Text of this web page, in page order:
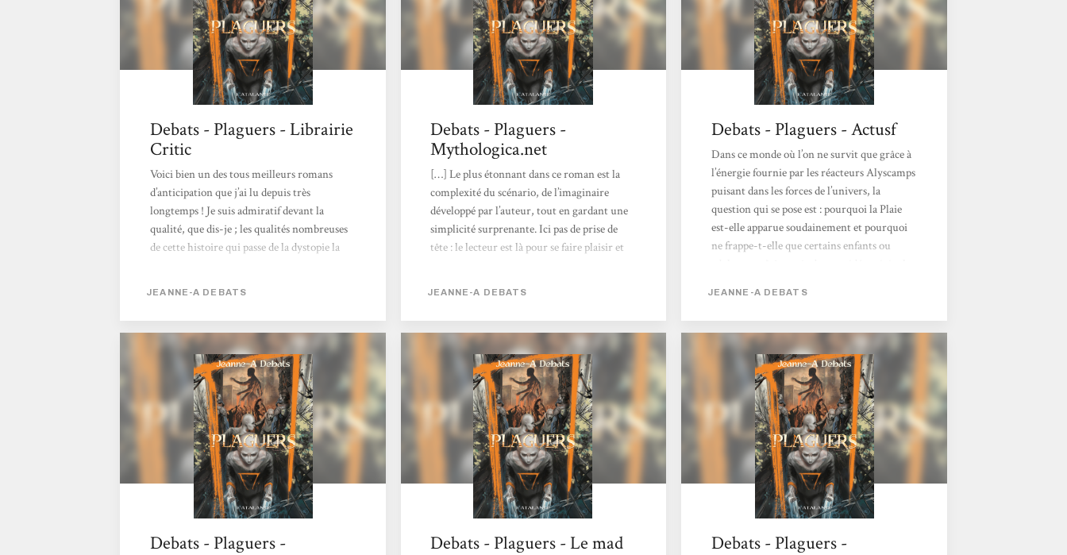
Debats - Plaguers - Librairie
Critic
Voici bien un des tous meilleurs romans
d’anticipation que j’ai lu depuis très
longtemps ! Je suis admiratif devant la
qualité, que dis-je ; les qualités nombreuses
de cette histoire qui passe de la dystopie la
un conte idéaliste qu’il faut accepter comme
tel.[...] Ce livre sort du lot à un autre titre : le
style, l’écriture en font une lecture facile,
agréable ; en un mot comme en cent, il se lit
d’une traite ! Le narrateur est le personnage
central qui...
JEANNE-A DEBATS
Debats - Plaguers -
Mythologica.net
[…] Le plus étonnant dans ce roman est la
complexité du scénario, de l’imaginaire
développé par l’auteur, tout en gardant une
simplicité surprenante. Ici pas de prise de
tête : le lecteur est là pour se faire plaisir et
A Debats a obtenu on ne sait comment à la
naissance, et cela pour notre plus grand
plaisir. Le final parvient sans mal à jouer
avec nos émotions les plus pures en nous
prenant réellement aux tripes,...
JEANNE-A DEBATS
Debats - Plaguers - Actusf
Dans ce monde où l’on ne survit que grâce à
l’énergie fournie par les réacteurs Alyscamps
puisant dans les forces de l’univers, la
question qui se pose est : pourquoi la Plaie
est-elle apparue soudainement et pourquoi
ne frappe-t-elle que certains enfants ou
l’on retrouve certains de ses thèmes
récurrents : l’amitié, l’amour, les désarrois de
l’adolescence mais aussi la peur de l’inconnu,
l’aveuglement, la manipulation des
sentiments. Jeanne-A Debats...
JEANNE-A DEBATS
Debats - Plaguers -
Debats - Plaguers - Le mad
Debats - Plaguers -